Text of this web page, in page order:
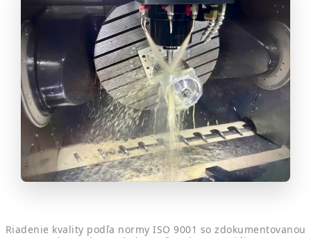
Riadenie kvality podľa normy ISO 9001 so zdokumentovanou